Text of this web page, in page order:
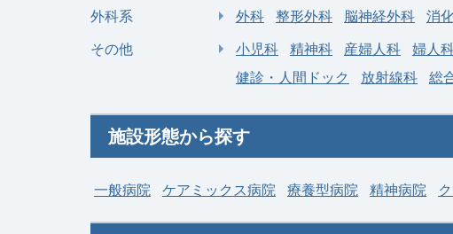
外科系
外科 整形外科 脳神経外科 消
その他
小児科 精神科 産婦人科 婦人
健診・人間ドック
放射線科 総
施設形態から探す
一般病院 ケアミックス病院 療養型病院 精神病院